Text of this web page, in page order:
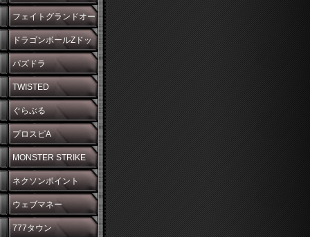
フェイトグランドオー
ダー
ドラゴンボールZドッ
カンバトル
パズドラ
TWISTED
WONDERLAND
ぐらぶる
プロスピA
MONSTER STRIKE
ネクソンポイント
ウェブマネー
777タウン